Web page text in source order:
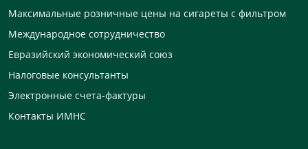
Максимальные розничные цены на сигареты с фильтром
Международное сотрудничество
Евразийский экономический союз
Налоговые консультанты
Электронные счета-фактуры
Контакты ИМНС